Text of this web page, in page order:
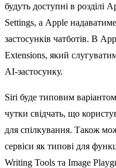
будуть доступні в розділі
Settings, а Apple
застосунків чатботів. В
Extensions, який
AI-застосунку.
Siri буде типовим
чутки свідчать, що
для спілкування. Також
сервіси як типові для
Writing Tools та Image